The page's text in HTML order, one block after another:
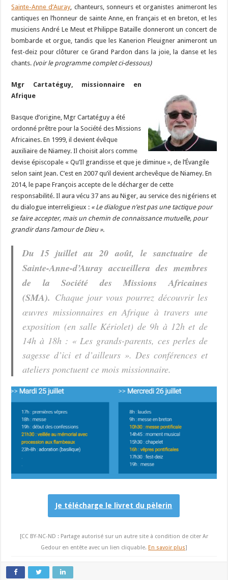
Sainte-Anne d’Auray, chanteurs, sonneurs et organistes animeront les
cantiques en l’honneur de sainte Anne, en français et en breton, et les
musiciens André Le Meut et Philippe Bataille donneront un concert de
bombarde et orgue, tandis que les Kanerion Pleuigner animeront un
fest-deiz pour clôturer ce Grand Pardon dans la joie, la danse et les
chants. (voir le programme complet ci-dessous)
Mgr Cartatéguy, missionnaire en
Afrique
Basque d’origine, Mgr Cartatéguy a été
ordonné prêtre pour la Société des Missions
Africaines. En 1999, il devient évêque
auxiliaire de Niamey. Il choisit alors comme
devise épiscopale « Qu’Il grandisse et que je diminue », de l’Évangile
selon saint Jean. C’est en 2007 qu’il devient archevêque de Niamey. En
2014, le pape François accepte de le décharger de cette
responsabilité. Il aura vécu 37 ans au Niger, au service des nigériens et
du dialogue interreligieux : « Le dialogue n’est pas une tactique pour
se faire accepter, mais un chemin de connaissance mutuelle, pour
grandir dans l’amour de Dieu ».
Du 15 juillet au 20 août, le sanctuaire de
Sainte-Anne-d’Auray accueillera des membres
de la Société des Missions Africaines
(SMA). Chaque jour vous pourrez découvrir les
œuvres missionnaires en Afrique à travers une
exposition (en salle Kériolet) de 9h à 12h et de
14h à 18h : « Les grands-parents, ces perles de
sagesse d’ici et d’ailleurs ». Des conférences et
ateliers ponctuent ce mois missionnaire.
Je télécharge le livret du pèlerin
[CC BY-NC-ND : Partage autorisé sur un autre site à condition de citer Ar
Gedour en entête avec un lien cliquable. En savoir plus]